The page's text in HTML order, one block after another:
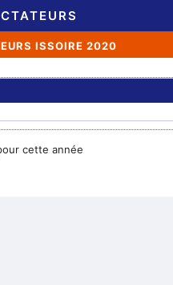
ISSOIRE 2020
cette année